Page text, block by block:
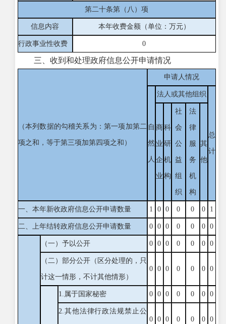
第二十条第（八）项
信息内容 本年收费金额（单位：万元）
行政事业性收费 0
三、收到和处理政府信息公开申请情况
（本列数据的勾稽关系为：第一项加第二
项之和，等于第三项加第四项之和）
申请人情况
自
然
人
法人或其他组织
总
计
商
业
企
业
科
研
机
构
社
会
公
益
组
织
法
律
服
务
机
构
其
他
一、本年新收政府信息公开申请数量 1 0 0 0 0 0 1
二、上年结转政府信息公开申请数量 0 0 0 0 0 0 0
（一）予以公开 0 0 0 0 0 0 0
（二）部分公开（区分处理的，只
计这一情形，不计其他情形）
0 0 0 0 0 0 0
1.属于国家秘密 0 0 0 0 0 0 0
2.其他法律行政法规禁止公
0 0 0 0 0 0 0